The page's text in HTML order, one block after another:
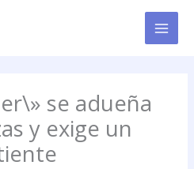
se adueña
y exige un